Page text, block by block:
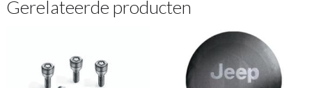
Gerelateerde producten